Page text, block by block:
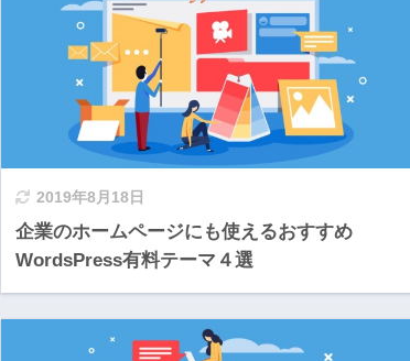
2019年8月18日
企業のホームページにも使えるおすすめ
WordsPress有料テーマ４選